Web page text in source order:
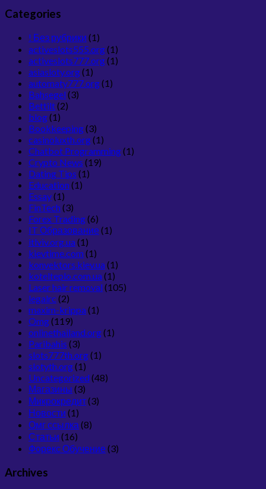
Categories
! Без рубрики (1)
activeslots555.org(1)
activeslots777.org(1)
asiasloty.org(1)
automaty777.org(1)
Bahsegel (3)
Bettilt(2)
blog(1)
Bookkeeping(3)
casinoluxth.org(1)
Chatbot Programming(1)
Crypto News (19)
Dating Tips (1)
Education (1)
Essay(1)
FinTech (3)
Forex Trading(6)
IT Образование (1)
itlviv.org.ua (1)
kievtime.com (1)
konvektors.kiev.ua (1)
kotelteplo.com.ua (1)
Laser hair removal (105)
legalrc (2)
maxim-krippa (1)
Omg(119)
onlinethailand.org(1)
Paribahis (3)
slots777th.org(1)
slotyth.org(1)
Uncategorized (48)
Магазины (3)
Микрокредит(3)
Новости (1)
Омг ссылка (8)
Статьи (16)
Форекс Обучение (3)
Archives